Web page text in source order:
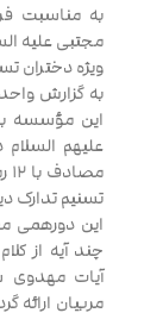
به مناسبت
مجتبی علیه
ویژه دختران
به گزارش
این مؤسسه
تسنیم تدارک
چند آیه از
آیات مهدوی
مربیان ارائه